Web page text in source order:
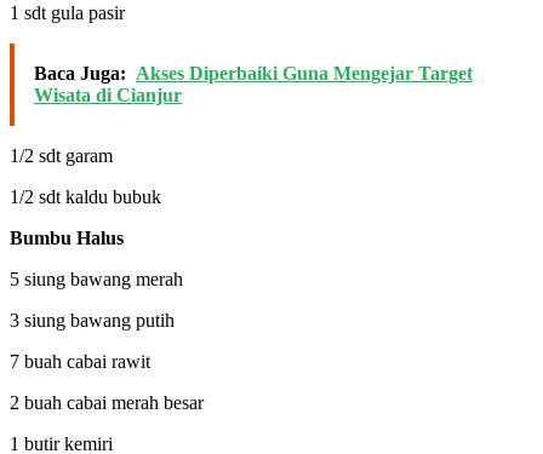
1 sdt gula pasir
Baca Juga: Akses Diperbaiki Guna Mengejar Target
Wisata di Cianjur
1/2 sdt garam
1/2 sdt kaldu bubuk
Bumbu Halus
5 siung bawang merah
3 siung bawang putih
7 buah cabai rawit
2 buah cabai merah besar
1 butir kemiri